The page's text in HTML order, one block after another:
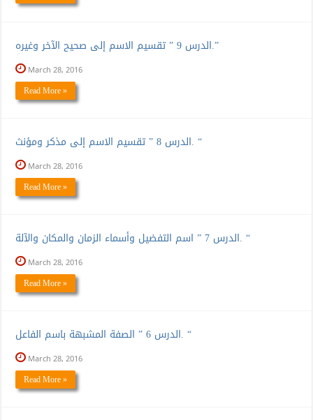
الدرس 9 ” تقسيم الاسم إلى صحيح الآخر وغيره.”
March 28, 2016
Read More »
الدرس 8 ” تقسيم الاسم إلى مذكر ومؤنث. “
March 28, 2016
Read More »
الدرس 7 ” اسم التفضيل وأسماء الزمان والمكان والآلة. “
March 28, 2016
Read More »
الدرس 6 ” الصفة المشبهة باسم الفاعل. “
March 28, 2016
Read More »